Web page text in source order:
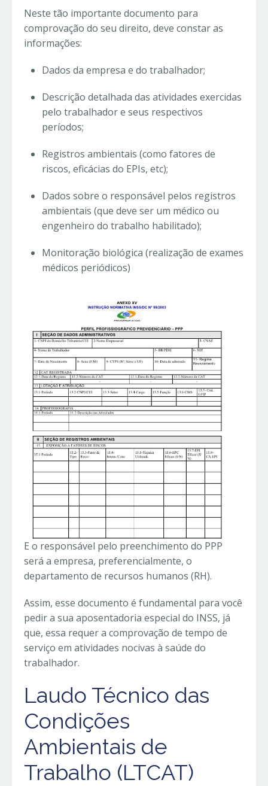
Neste tão importante documento para
comprovação do seu direito, deve constar as
informações:
Dados da empresa e do trabalhador;
Descrição detalhada das atividades exercidas
pelo trabalhador e seus respectivos
períodos;
Registros ambientais (como fatores de
riscos, eficácias do EPIs, etc);
Dados sobre o responsável pelos registros
ambientais (que deve ser um médico ou
engenheiro do trabalho habilitado);
Monitoração biológica (realização de exames
médicos periódicos)
E o responsável pelo preenchimento do PPP
será a empresa, preferencialmente, o
departamento de recursos humanos (RH).
Assim, esse documento é fundamental para você
pedir a sua aposentadoria especial do INSS, já
que, essa requer a comprovação de tempo de
serviço em atividades nocivas à saúde do
trabalhador.
Laudo Técnico das
Condições
Ambientais de
Trabalho (LTCAT)